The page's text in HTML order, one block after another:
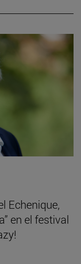
Echenique,
en el festival